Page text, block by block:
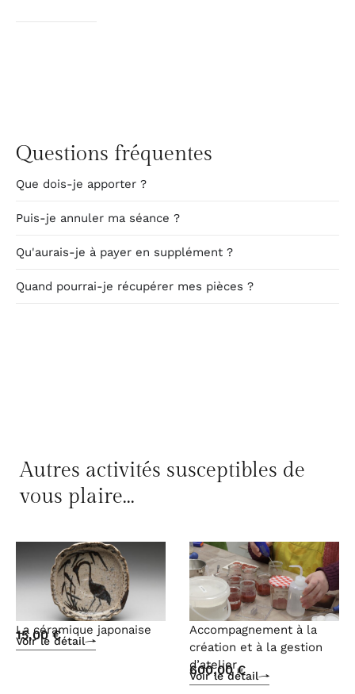
Questions fréquentes
Que dois-je apporter ?
Puis-je annuler ma séance ?
Qu'aurais-je à payer en supplément ?
Quand pourrai-je récupérer mes pièces ?
Autres activités susceptibles de
vous plaire...
La céramique japonaise
15,00 €
Voir le détail
Accompagnement à la
création et à la gestion
d’atelier
600,00€
Voir le détail